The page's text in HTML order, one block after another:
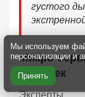
густого
Микро-
ловушек
Мы используем
персонализации и
Принять